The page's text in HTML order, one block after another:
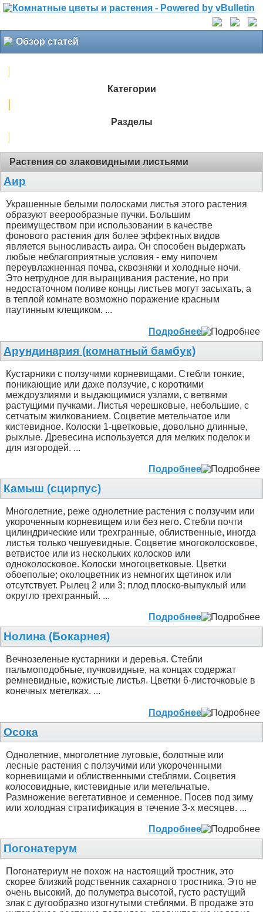
Обзор статей
Категории
Разделы
Растения со злаковидными листьями
Аир
Украшенные белыми полосками листья этого растения
образуют веерообразные пучки. Большим
преимуществом при использовании в качестве
фонового растения для более эффектных видов
является выносливасть аира. Он способен выдержать
любые неблагоприятные условия - ему нипочем
переувлажненная почва, сквозняки и холодные ночи.
Это нетрудное для выращивания растение, но при
недостаточном поливе концы листьев могут засыхать, а
в теплой комнате возможно поражение красным
паутинным клещиком. ...
Подробнее
Арундинария (комнатный бамбук)
Кустарники с ползучими корневищами. Стебли тонкие,
поникающие или даже ползучие, с короткими
междоузлиями и выдающимися узлами, с ветвями
растущими пучками. Листья черешковые, небольшие, с
сетчатым жилкованием. Соцветие метельчатое или
кистевидное. Колоски 1-цветковые, довольно длинные,
рыхлые. Древесина используется для мелких поделок и
для изгородей. ...
Подробнее
Камыш (сцирпус)
Многолетние, реже однолетние растения с ползучим или
укороченным корневищем или без него. Стебли почти
цилиндрические или трехгранные, облиственные, иногда
листья только чешуевидные. Соцветие многоколосковое,
ветвистое или из нескольких колосков или
одноколосковое. Колоски многоцветковые. Цветки
обоеполые; околоцветник из немногих щетинок или
отсутствует. Рылец 2 или 3; плод плоско-выпуклый или
округло трехгранный. ...
Подробнее
Нолина (Бокарнея)
Вечнозеленые кустарники и деревья. Стебли
пальмоподобные, пучковидные, на концах содержат
ремневидные, кожистые листья. Цветки 6-листочковые в
конечных метелках. ...
Подробнее
Осока
Однолетние, многолетние луговые, болотные или
лесные растения с ползучими или укороченными
корневищами и облиственными стеблями. Соцветия
колосовидные, кистевидные или метельчатые.
Размножение вегетативное и семенное. Посев под зиму
или холодная стратификация в течение 3-х месяцев. ...
Подробнее
Погонатерум
Погонатериум не похож на настоящий тростник, это
скорее близкий родственник сахарного тростника. Это не
очень высокий, до полуметра высотой, густо растущий
злак с дугообразно изогнутыми стеблями. В продаже это